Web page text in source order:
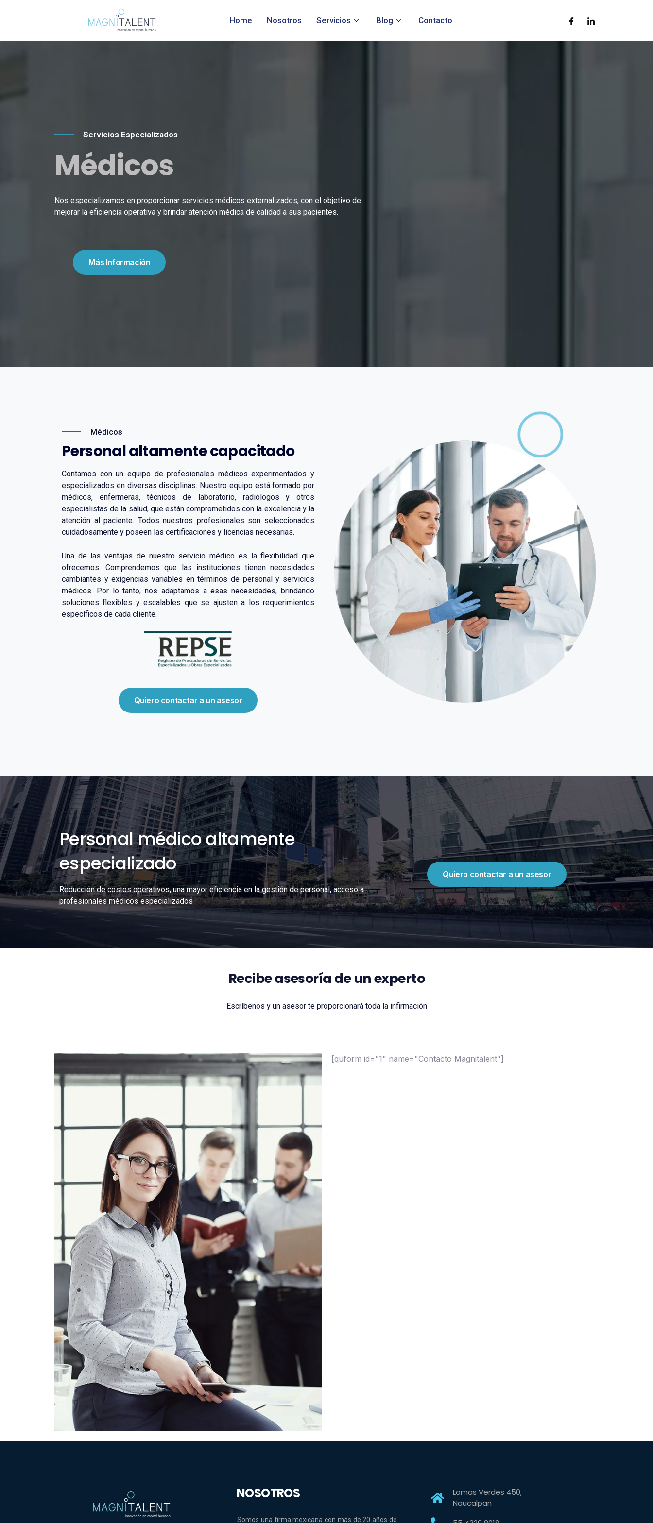
Home Nosotros Servicios Blog Contacto
Servicios Especializados
Médicos
Nos especializamos en proporcionar servicios médicos externalizados, con el objetivo de
mejorar la eficiencia operativa y brindar atención médica de calidad a sus pacientes.
Más Información
Médicos
Personal altamente capacitado
Contamos con un equipo de profesionales médicos experimentados y
especializados en diversas disciplinas. Nuestro equipo está formado por
médicos, enfermeras, técnicos de laboratorio, radiólogos y otros
especialistas de la salud, que están comprometidos con la excelencia y la
atención al paciente. Todos nuestros profesionales son seleccionados
cuidadosamente y poseen las certificaciones y licencias necesarias.
Una de las ventajas de nuestro servicio médico es la flexibilidad que
ofrecemos. Comprendemos que las instituciones tienen necesidades
cambiantes y exigencias variables en términos de personal y servicios
médicos. Por lo tanto, nos adaptamos a esas necesidades, brindando
soluciones flexibles y escalables que se ajusten a los requerimientos
específicos de cada cliente.
Quiero contactar a un asesor
Personal médico altamente
especializado
Reducción de costos operativos, una mayor eficiencia en la gestión de personal, acceso a
profesionales médicos especializados
Quiero contactar a un asesor
Recibe asesoría de un experto
Escríbenos y un asesor te proporcionará toda la infirmación
[quform id="1" name="Contacto Magnitalent"]
NOSOTROS
Somos una firma mexicana con más de 20 años de
Lomas Verdes 450,
Naucalpan